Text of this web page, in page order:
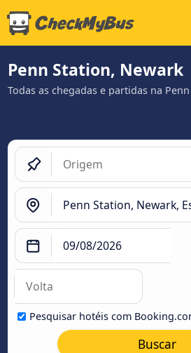
Penn Station, Newark
Todas as chegadas e partidas na
Pesquisar hotéis com
Buscar